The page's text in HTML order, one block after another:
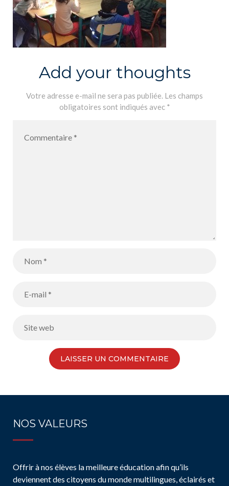
Add your thoughts
Votre adresse e-mail ne sera pas publiée. Les champs
obligatoires sont indiqués avec *
NOS VALEURS
Offrir à nos élèves la meilleure éducation afin qu’ils
deviennent des citoyens du monde multilingues, éclairés et